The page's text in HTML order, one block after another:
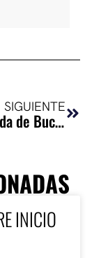
SIGUIENTE
La leyenda de Buca di Beppo
INICIO